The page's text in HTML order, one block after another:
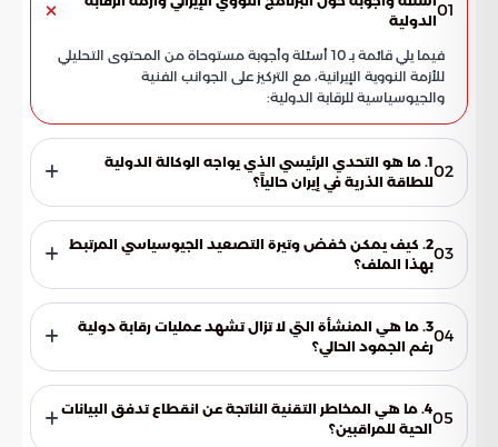
01الدولية
فيما يلي قائمة بـ 10 أسئلة وأجوبة مستوحاة من المحتوى التحليلي
للأزمة النووية الإيرانية، مع التركيز على الجوانب الفنية
والجيوسياسية للرقابة الدولية:
02 1. ما هو التحدي الرئيسي الذي يواجه الوكالة الدولية
للطاقة الذرية في إيران حالياً؟
صارمة على حركة المفتشين الدوليين. هذا الوضع جعل الوكالة
عاجزة عن تقديم ضمانات موثقة حول سلمية الأنشطة النووية أو
نفي وجود أبعاد عسكرية لها.
03 2. كيف يمكن خفض وتيرة التصعيد الجيوسياسي المرتبط
بهذا الملف؟
لبروتوكولات الضمانات الشاملة. إن استبدال نهج "الغموض
الاستراتيجي" بالوضوح الفني هو الضمانة الأكيدة لاستعادة الثقة
مع المجتمع الدولي وحماية منظومة الحد من التسلح.
04 3. ما هي المنشأة التي لا تزال تشهد عمليات رقابة دولية
رغم الجمود الحالي؟
للغاية، ويعد مفاعل "بوشهر" من أبرز المواقع التي لا تزال تخضع
لآليات التفتيش الفني رغم التعطل شبه الكلي في المواقع الأخرى.05 4. ما هي المخاطر التقنية الناتجة عن انقطاع تدفق البيانات
الحية للمراقبين؟